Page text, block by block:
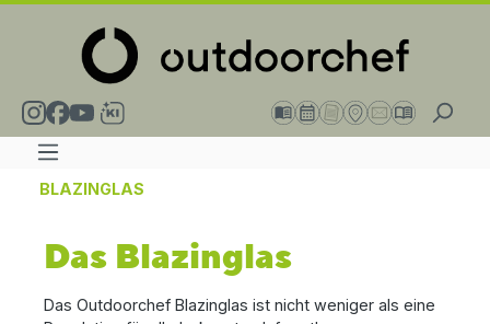
springen
BLAZINGLAS
Das Blazinglas
Das Outdoorchef Blazinglas ist nicht weniger als eine